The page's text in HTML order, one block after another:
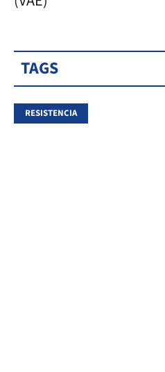
TAGS
RESISTENCIA